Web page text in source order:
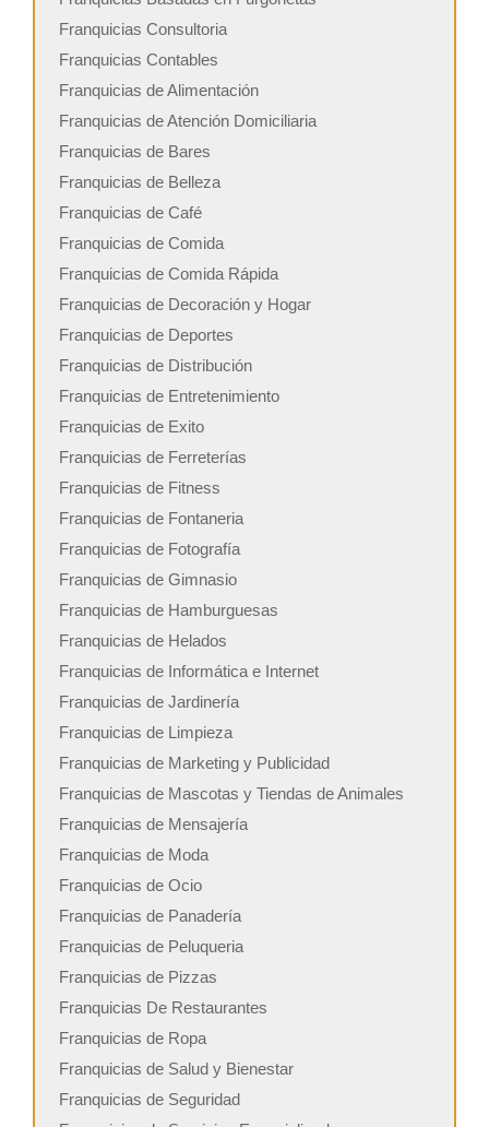
Franquicias Consultoria
Franquicias Contables
Franquicias de Alimentación
Franquicias de Atención Domiciliaria
Franquicias de Bares
Franquicias de Belleza
Franquicias de Café
Franquicias de Comida
Franquicias de Comida Rápida
Franquicias de Decoración y Hogar
Franquicias de Deportes
Franquicias de Distribución
Franquicias de Entretenimiento
Franquicias de Exito
Franquicias de Ferreterías
Franquicias de Fitness
Franquicias de Fontaneria
Franquicias de Fotografía
Franquicias de Gimnasio
Franquicias de Hamburguesas
Franquicias de Helados
Franquicias de Informática e Internet
Franquicias de Jardinería
Franquicias de Limpieza
Franquicias de Marketing y Publicidad
Franquicias de Mascotas y Tiendas de Animales
Franquicias de Mensajería
Franquicias de Moda
Franquicias de Ocio
Franquicias de Panadería
Franquicias de Peluqueria
Franquicias de Pizzas
Franquicias De Restaurantes
Franquicias de Ropa
Franquicias de Salud y Bienestar
Franquicias de Seguridad